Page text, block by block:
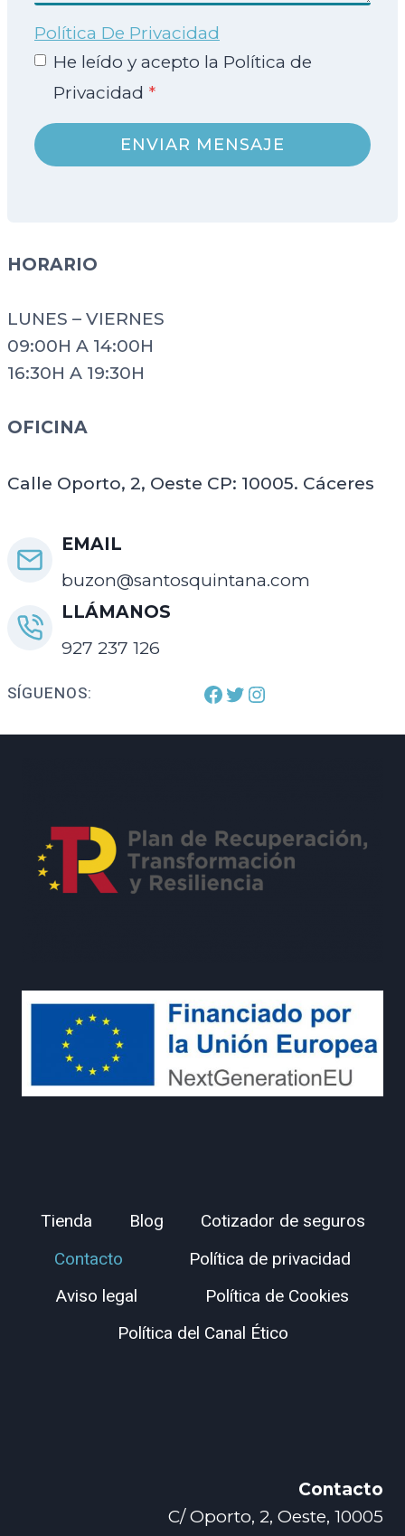
Política De Privacidad
He leído y acepto la Política de
Privacidad *
ENVIAR MENSAJE
HORARIO
LUNES – VIERNES
09:00H A 14:00H
16:30H A 19:30H
OFICINA
Calle Oporto, 2, Oeste CP: 10005. Cáceres
EMAIL
buzon@santosquintana.com
LLÁMANOS
927 237 126
SÍGUENOS: Facebook Twitter Enlace a instagram
Tienda Blog
Cotizador de seguros
Contacto
Política de privacidad
Aviso legal
Política de Cookies
Política del Canal Ético
Contacto
C/ Oporto, 2, Oeste, 10005